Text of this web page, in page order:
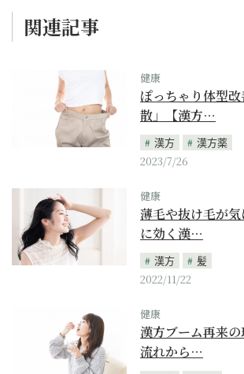
関連記事
健康
ぽっちゃり体型
散」【漢方…
漢方
漢方薬
2023/7/26
健康
薄毛や抜け毛が
に効く漢…
漢方
髪
2022/11/22
健康
漢方ブーム再来
流れから…